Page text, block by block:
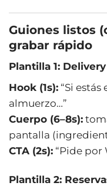
Guiones listos
grabar rápido
Plantilla 1: Delivery
Hook (1s): “Si estás
almuerzo…”
Cuerpo (6–8s):
pantalla
CTA (2s): “Pide por
Plantilla 2: